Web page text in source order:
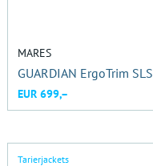
MARES
GUARDIAN ErgoTrim SLS
EUR 699,–
Tarierjackets